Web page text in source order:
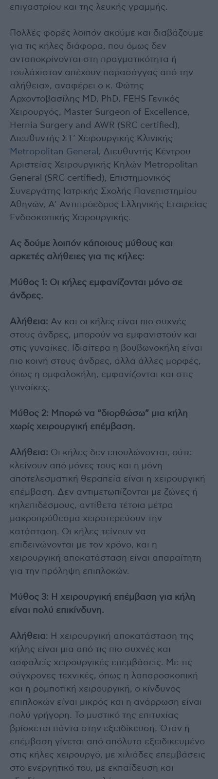
επιγαστρίου και της λευκής γραμμής.
Πολλές φορές λοιπόν ακούμε και διαβάζουμε
για τις κήλες διάφορα, που όμως δεν
ανταποκρίνονται στη πραγματικότητα ή
τουλάχιστον απέχουν παρασάγγας από την
αλήθεια», αναφέρει ο κ. Φώτης
Αρχοντοβασίλης MD, PhD, FEHS Γενικός
Χειρουργός, Master Surgeon of Excellence,
Hernia Surgery and AWR (SRC certified),
Διευθυντής ΣΤ’ Χειρουργικής Κλινικής
Metropolitan General , Διευθυντής Κέντρου
Αριστείας Χειρουργικής Κηλών Metropolitan
General (SRC certified), Επιστημονικός
Συνεργάτης Ιατρικής Σχολής Πανεπιστημίου
Αθηνών, Α’ Αντιπρόεδρος Ελληνικής Εταιρείας
Ενδοσκοπικής Χειρουργικής.
Ας δούμε λοιπόν κάποιους μύθους και
αρκετές αλήθειες για τις κήλες:
Μύθος 1: Οι κήλες εμφανίζονται μόνο σε
άνδρες.
Αλήθεια: Αν και οι κήλες είναι πιο συχνές
στους άνδρες, μπορούν να εμφανιστούν και
στις γυναίκες. Ιδιαίτερα η βουβωνοκήλη είναι
πιο κοινή στους άνδρες, αλλά άλλες μορφές,
όπως η ομφαλοκήλη, εμφανίζονται και στις
γυναίκες.
Μύθος 2: Μπορώ να “διορθώσω” μια κήλη
χωρίς χειρουργική επέμβαση.
Αλήθεια: Οι κήλες δεν επουλώνονται, ούτε
κλείνουν από μόνες τους και η μόνη
αποτελεσματική θεραπεία είναι η χειρουργική
επέμβαση. Δεν αντιμετωπίζονται με ζώνες ή
κηλεπιδέσμους, αντίθετα τέτοια μέτρα
μακροπρόθεσμα χειροτερεύουν την
κατάσταση. Οι κήλες τείνουν να
επιδεινώνονται με τον χρόνο, και η
χειρουργική αποκατάσταση είναι απαραίτητη
για την πρόληψη επιπλοκών.
Μύθος 3: Η χειρουργική επέμβαση για κήλη
είναι πολύ επικίνδυνη.
Αλήθεια: Η χειρουργική αποκατάσταση της
κήλης είναι μια από τις πιο συχνές και
ασφαλείς χειρουργικές επεμβάσεις. Με τις
σύγχρονες τεχνικές, όπως η λαπαροσκοπική
και η ρομποτική χειρουργική, ο κίνδυνος
επιπλοκών είναι μικρός και η ανάρρωση είναι
πολύ γρήγορη. Το μυστικό της επιτυχίας
βρίσκεται πάντα στην εξειδίκευση. Όταν η
επέμβαση γίνεται από απόλυτα εξειδικευμένο
στις κήλες χειρουργό, με χιλιάδες επεμβάσεις
στο ενεργητικό του, με εκπαίδευση και